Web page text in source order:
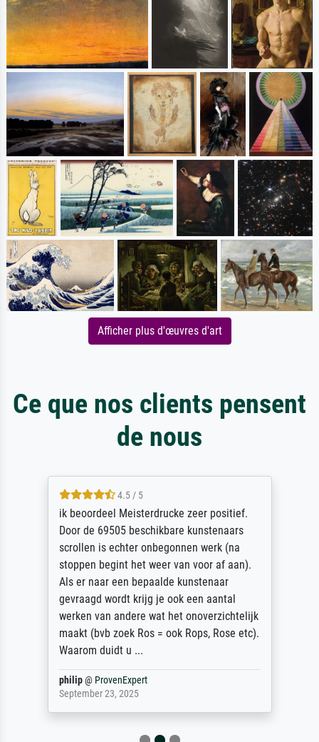
Afficher plus d'œuvres d'art
Ce que nos clients pensent
de nous
4.5 / 5
ik beoordeel Meisterdrucke zeer positief.
Door de 69505 beschikbare kunstenaars
scrollen is echter onbegonnen werk (na
stoppen begint het weer van voor af aan).
Als er naar een bepaalde kunstenaar
gevraagd wordt krijg je ook een aantal
werken van andere wat het onoverzichtelijk
maakt (bvb zoek Ros = ook Rops, Rose etc).
Waarom duidt u ...
philip@ ProvenExpert
September 23, 2025